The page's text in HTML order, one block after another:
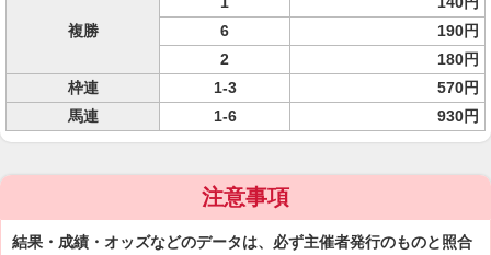
複勝
6
190円
2
180円
枠連
1-3
570円
馬連
1-6 930円
注意事項
結果・成績・オッズなどのデータは、必ず主催者発行のものと照合